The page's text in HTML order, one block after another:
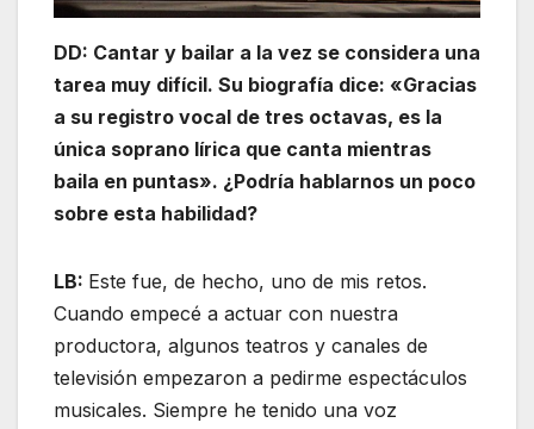
DD: Cantar y bailar a la vez se considera una
tarea muy difícil. Su biografía dice: «Gracias
a su registro vocal de tres octavas, es la
única soprano lírica que canta mientras
baila en puntas». ¿Podría hablarnos un poco
sobre esta habilidad?
LB: Este fue, de hecho, uno de mis retos.
Cuando empecé a actuar con nuestra
productora, algunos teatros y canales de
televisión empezaron a pedirme espectáculos
musicales. Siempre he tenido una voz